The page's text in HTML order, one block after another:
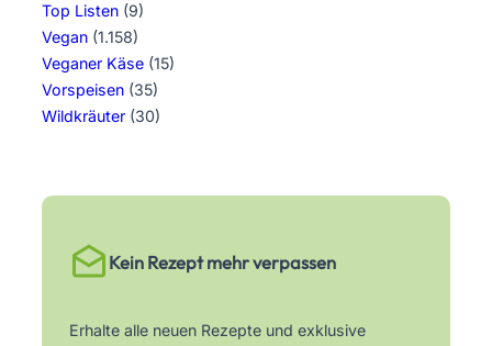
Top Listen (9)
Vegan (1.158)
Veganer Käse (15)
Vorspeisen (35)
Wildkräuter (30)
Kein Rezept mehr verpassen
Erhalte alle neuen Rezepte und exklusive